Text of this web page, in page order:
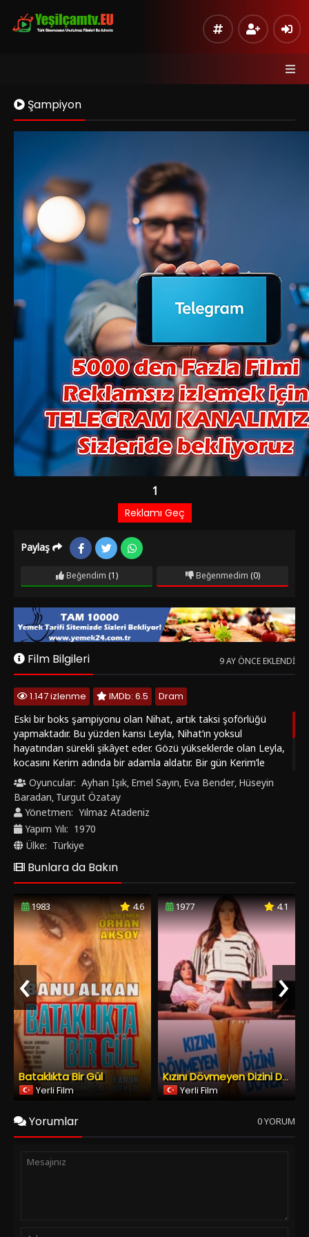
Şampiyon
Listeye Ekle Sinema Modu
Paylaş
Beğendim (1) Beğenmedim(0)
1.147 izlenme IMDb: 6.5
Eski bir boks şampiyonu olan Nihat, artık taksi şoförlüğü
hayatından sürekli şikâyet eder. Gözü yükseklerde olan Leyla,
kocasını Kerim adında bir adamla aldatır. Bir gün Kerim’le
beraber çalıştığı iş yerini soyarak kaçar. Nihat’a da bir mektup
bırakır ve onu terk eder. Nihat, karısı gittikten sonra yaşadığı
şehirden ayrılmaya karar verir. Ancak aynı akşam Leyla’yı
peşine düşecektir.
Oyuncular: Ayhan Işık,Emel Sayın,Eva Bender,Hüseyin
Baradan ,Turgut Özatay
Yönetmen: Yılmaz Atadeniz
Yapım Yılı: 1970
Ülke: Türkiye
Bunlara da Bakın
1983 4.6
Bataklıkta Bir Gül
Yerli Film
1977
Yerli Film
‹
Yorumlar 0 YORUM
Tüm Hakları Saklıdır